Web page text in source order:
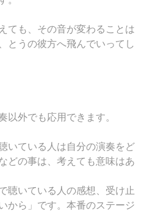
ても、その音が変わることは
とうの彼方へ飛んでいってし
以外でも応用できます。
いている人は自分の演奏をど
どの事は、考えても意味はあ
聴いている人の感想、受け止
から」です。本番のステージ